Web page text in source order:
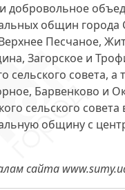
добровольное
общин города
Песчаное,
Загорское и
сельского совета, а
Барвенково и
сельского совета
общину с
сайта